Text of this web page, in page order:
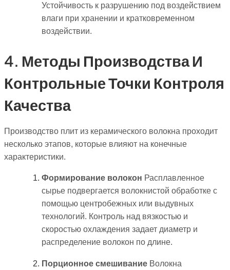
Устойчивость к разрушению под воздействием
влаги при хранении и кратковременном
воздействии.
4. Методы Производства И
Контрольные Точки Контроля
Качества
Производство плит из керамического волокна проходит
несколько этапов, которые влияют на конечные
характеристики.
Формирование волокон Расплавленное
сырье подвергается волокнистой обработке с
помощью центробежных или выдувных
технологий. Контроль над вязкостью и
скоростью охлаждения задает диаметр и
распределение волокон по длине.
Порционное смешиваниеВолокна